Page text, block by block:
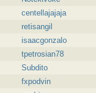
centellajajaja
retisangil
isaacgonzalo
tpetrosian78
Subdito
fxpodvin